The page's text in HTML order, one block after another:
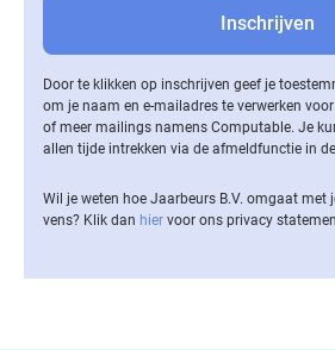
Door te klikken op inschrijven geef je
om je naam en e-mailadres te verwerken
of meer mailings namens Computable. Je
allen tijde intrekken via de af­meld­func­tie in
Wil je weten hoe Jaarbeurs B.V. omgaat met
vens? Klik dan hier voor ons privacy